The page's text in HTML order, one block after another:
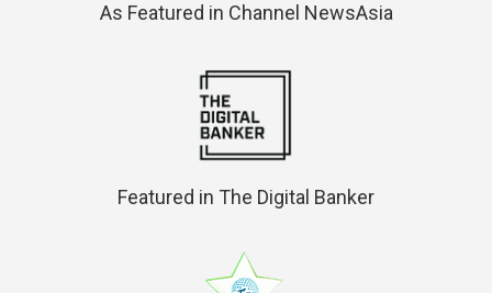
As Featured in Channel NewsAsia
Featured in The Digital Banker